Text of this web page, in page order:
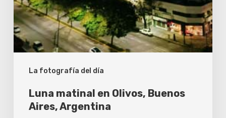
La fotografía del día
Luna matinal en Olivos, Buenos
Aires, Argentina